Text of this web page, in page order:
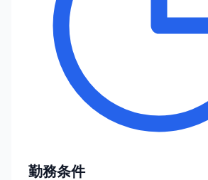
勤務条件